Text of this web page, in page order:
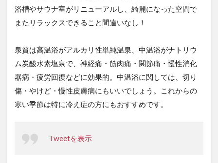
浴槽やサウナ室がリニューアルし、綺麗になった空間で
またリラックスできること間違いなし！
泉質は高温浴がアルカリ性単純温泉、中温浴がナトリウ
ム炭酸水素塩泉で、神経痛・筋肉痛・関節痛・慢性消化
器病・疲労回復などに効果的。中温浴に関しては、切り
傷・やけど・慢性皮膚病にもいいでしょう。これからの
寒い季節は特に冷え症の方にもおすすめです。
Tweetを表示